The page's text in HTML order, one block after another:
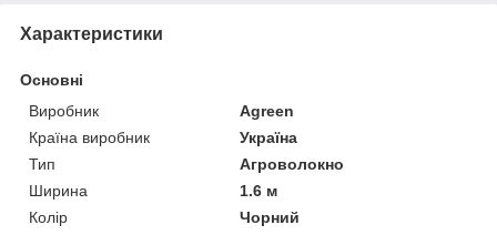
Характеристики
Основні
Виробник
Agreen
Країна виробник
Україна
Тип
Агроволокно
Ширина
1.6 м
Колір
Чорний